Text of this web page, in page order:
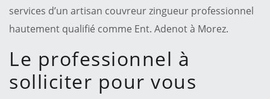
services d’un artisan couvreur zingueur professionnel
hautement qualifié comme Ent. Adenot à Morez.
Le professionnel à
solliciter pour vous